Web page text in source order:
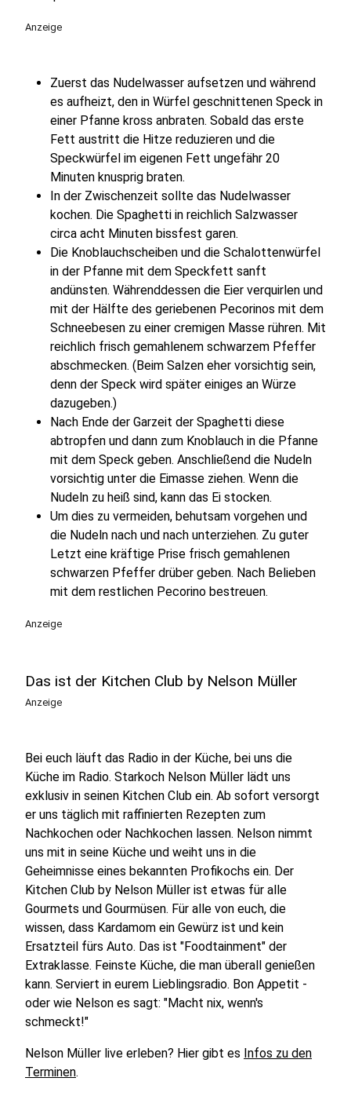
Anzeige
Zuerst das Nudelwasser aufsetzen und während
es aufheizt, den in Würfel geschnittenen Speck in
einer Pfanne kross anbraten. Sobald das erste
Fett austritt die Hitze reduzieren und die
Speckwürfel im eigenen Fett ungefähr 20
Minuten knusprig braten.
In der Zwischenzeit sollte das Nudelwasser
kochen. Die Spaghetti in reichlich Salzwasser
circa acht Minuten bissfest garen.
Die Knoblauchscheiben und die Schalottenwürfel
in der Pfanne mit dem Speckfett sanft
andünsten. Währenddessen die Eier verquirlen und
mit der Hälfte des geriebenen Pecorinos mit dem
Schneebesen zu einer cremigen Masse rühren. Mit
reichlich frisch gemahlenem schwarzem Pfeffer
abschmecken. (Beim Salzen eher vorsichtig sein,
denn der Speck wird später einiges an Würze
dazugeben.)
Nach Ende der Garzeit der Spaghetti diese
abtropfen und dann zum Knoblauch in die Pfanne
mit dem Speck geben. Anschließend die Nudeln
vorsichtig unter die Eimasse ziehen. Wenn die
Nudeln zu heiß sind, kann das Ei stocken.
Um dies zu vermeiden, behutsam vorgehen und
die Nudeln nach und nach unterziehen. Zu guter
Letzt eine kräftige Prise frisch gemahlenen
schwarzen Pfeffer drüber geben. Nach Belieben
mit dem restlichen Pecorino bestreuen.
Anzeige
Das ist der Kitchen Club by Nelson Müller
Anzeige
Bei euch läuft das Radio in der Küche, bei uns die
Küche im Radio. Starkoch Nelson Müller lädt uns
exklusiv in seinen Kitchen Club ein. Ab sofort versorgt
er uns täglich mit raffinierten Rezepten zum
Nachkochen oder Nachkochen lassen. Nelson nimmt
uns mit in seine Küche und weiht uns in die
Geheimnisse eines bekannten Profikochs ein. Der
Kitchen Club by Nelson Müller ist etwas für alle
Gourmets und Gourmüsen. Für alle von euch, die
wissen, dass Kardamom ein Gewürz ist und kein
Ersatzteil fürs Auto. Das ist "Foodtainment" der
Extraklasse. Feinste Küche, die man überall genießen
kann. Serviert in eurem Lieblingsradio. Bon Appetit -
oder wie Nelson es sagt: "Macht nix, wenn's
schmeckt!"
Nelson Müller live erleben? Hier gibt es Infos zu den
Terminen.